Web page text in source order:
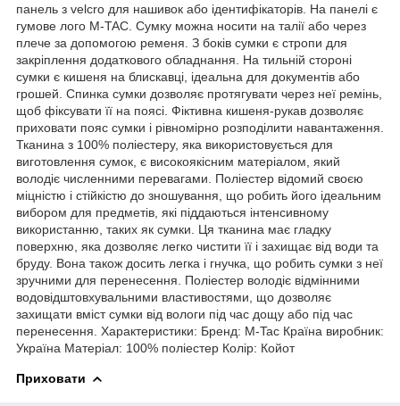
панель з velcro для нашивок або ідентифікаторів. На панелі є
гумове лого M-TAC. Сумку можна носити на талії або через
плече за допомогою ременя. З боків сумки є стропи для
закріплення додаткового обладнання. На тильній стороні
сумки є кишеня на блискавці, ідеальна для документів або
грошей. Спинка сумки дозволяє протягувати через неї ремінь,
щоб фіксувати її на поясі. Фіктивна кишеня-рукав дозволяє
приховати пояс сумки і рівномірно розподілити навантаження.
Тканина з 100% поліестеру, яка використовується для
виготовлення сумок, є високоякісним матеріалом, який
володіє численними перевагами. Поліестер відомий своєю
міцністю і стійкістю до зношування, що робить його ідеальним
вибором для предметів, які піддаються інтенсивному
використанню, таких як сумки. Ця тканина має гладку
поверхню, яка дозволяє легко чистити її і захищає від води та
бруду. Вона також досить легка і гнучка, що робить сумки з неї
зручними для перенесення. Поліестер володіє відмінними
водовідштовхувальними властивостями, що дозволяє
захищати вміст сумки від вологи під час дощу або під час
перенесення. Характеристики: Бренд: M-Tac Країна виробник:
Україна Матеріал: 100% поліестер Колір: Койот
Приховати